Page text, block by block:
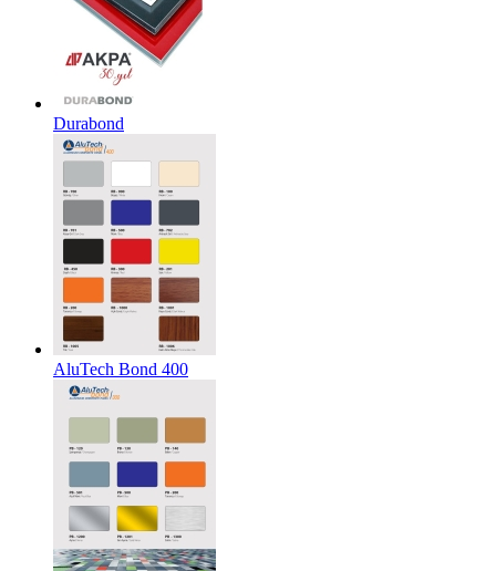
Durabond
AluTech Bond 400